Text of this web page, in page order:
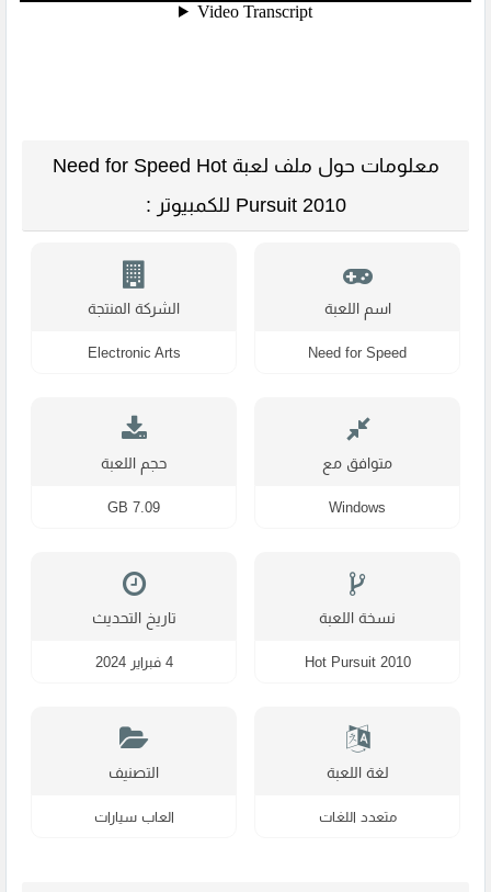
معلومات حول ملف لعبة Need for Speed Hot
Pursuit 2010 للكمبيوتر :
اسم اللعبة
Need for Speed
الشركة المنتجة
Electronic Arts
متوافق مع
Windows
حجم اللعبة
7.09 GB
نسخة اللعبة
Hot Pursuit 2010
تاريخ التحديث
4 فبراير 2024
لغة اللعبة
متعدد اللغات
التصنيف
العاب سيارات